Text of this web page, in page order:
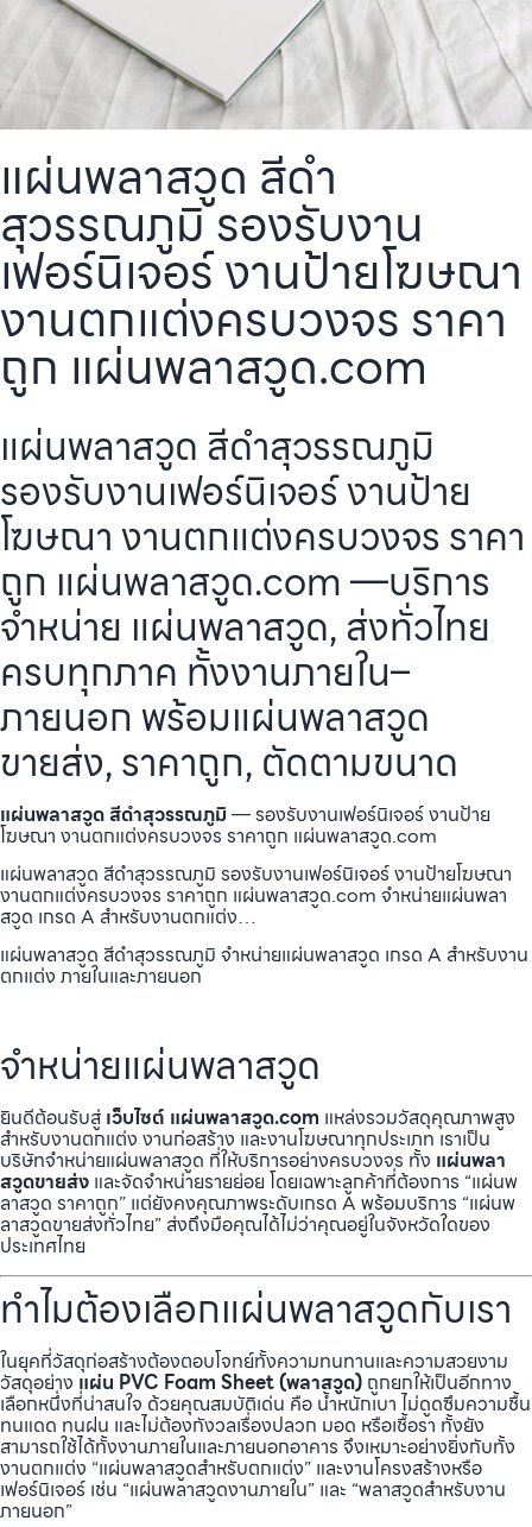
แผ่นพลาสวูด สีดำ
สุวรรณภูมิ รองรับงาน
เฟอร์นิเจอร์ งานป้ายโฆษณา
งานตกแต่งครบวงจร ราคา
ถูก แผ่นพลาสวูด.com
แผ่นพลาสวูด สีดำสุวรรณภูมิ
รองรับงานเฟอร์นิเจอร์ งานป้าย
โฆษณา งานตกแต่งครบวงจร ราคา
ถูก แผ่นพลาสวูด.com —บริการ
จำหน่าย แผ่นพลาสวูด, ส่งทั่วไทย
ครบทุกภาค ทั้งงานภายใน–
ภายนอก พร้อมแผ่นพลาสวูด
ขายส่ง, ราคาถูก, ตัดตามขนาด
แผ่นพลาสวูด สีดำสุวรรณภูมิ— รองรับงานเฟอร์นิเจอร์ งานป้าย
โฆษณา งานตกแต่งครบวงจร ราคาถูก แผ่นพลาสวูด.com
แผ่นพลาสวูด สีดำสุวรรณภูมิ รองรับงานเฟอร์นิเจอร์ งานป้ายโฆษณา
งานตกแต่งครบวงจร ราคาถูก แผ่นพลาสวูด.com จำหน่ายแผ่นพลา
สวูด เกรด A สำหรับงานตกแต่ง…
แผ่นพลาสวูด สีดำสุวรรณภูมิ จำหน่ายแผ่นพลาสวูด เกรด A สำหรับงาน
ตกแต่ง ภายในและภายนอก
จำหน่ายแผ่นพลาสวูด
ยินดีต้อนรับสู่ เว็บไซต์ แผ่นพลาสวูด.com แหล่งรวมวัสดุคุณภาพสูง
สำหรับงานตกแต่ง งานก่อสร้าง และงานโฆษณาทุกประเภท เราเป็น
บริษัทจำหน่ายแผ่นพลาสวูด ที่ให้บริการอย่างครบวงจร ทั้ง แผ่นพลา
สวูดขายส่ง และจัดจำหน่ายรายย่อย โดยเฉพาะลูกค้าที่ต้องการ “แผ่นพ
ลาสวูด ราคาถูก” แต่ยังคงคุณภาพระดับเกรด A พร้อมบริการ “แผ่นพ
ลาสวูดขายส่งทั่วไทย” ส่งถึงมือคุณได้ไม่ว่าคุณอยู่ในจังหวัดใดของ
ประเทศไทย
ทำไมต้องเลือกแผ่นพลาสวูดกับเรา
ในยุคที่วัสดุก่อสร้างต้องตอบโจทย์ทั้งความทนทานและความสวยงาม
วัสดุอย่าง แผ่น PVC Foam Sheet (พลาสวูด) ถูกยกให้เป็นอีกทาง
เลือกหนึ่งที่น่าสนใจ ด้วยคุณสมบัติเด่น คือ น้ำหนักเบา ไม่ดูดซึมความชื้น
ทนแดด ทนฝน และไม่ต้องกังวลเรื่องปลวก มอด หรือเชื้อรา ทั้งยัง
สามารถใช้ได้ทั้งงานภายในและภายนอกอาคาร จึงเหมาะอย่างยิ่งกับทั้ง
งานตกแต่ง “แผ่นพลาสวูดสำหรับตกแต่ง” และงานโครงสร้างหรือ
เฟอร์นิเจอร์ เช่น “แผ่นพลาสวูดงานภายใน” และ “พลาสวูดสำหรับงาน
ภายนอก”